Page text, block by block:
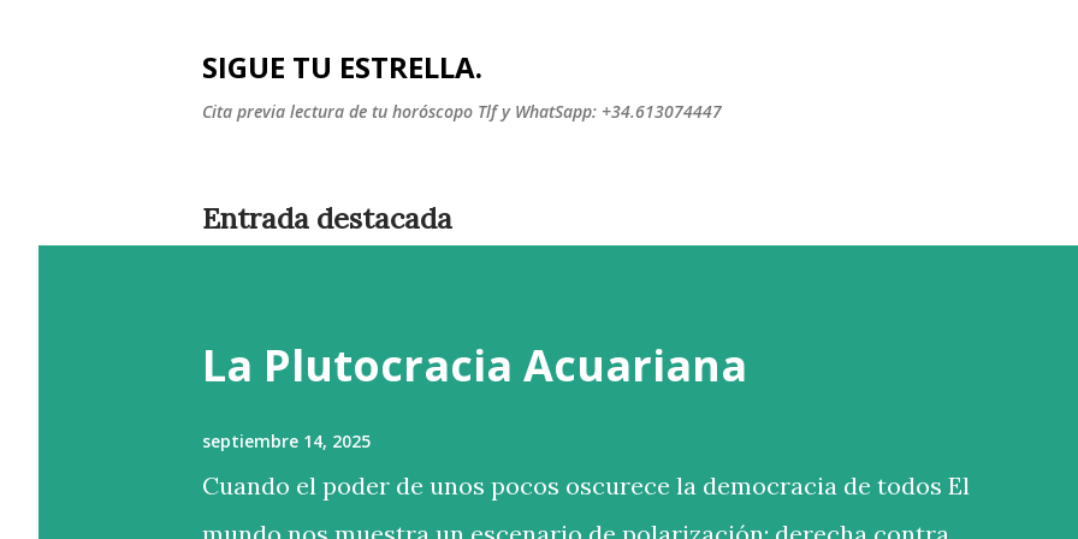
SIGUE TU ESTRELLA.
Cita previa lectura de tu horóscopo Tlf y WhatSapp: +34.613074447
Entrada destacada
La Plutocracia Acuariana
septiembre 14, 2025
Cuando el poder de unos pocos oscurece la democracia de todos El